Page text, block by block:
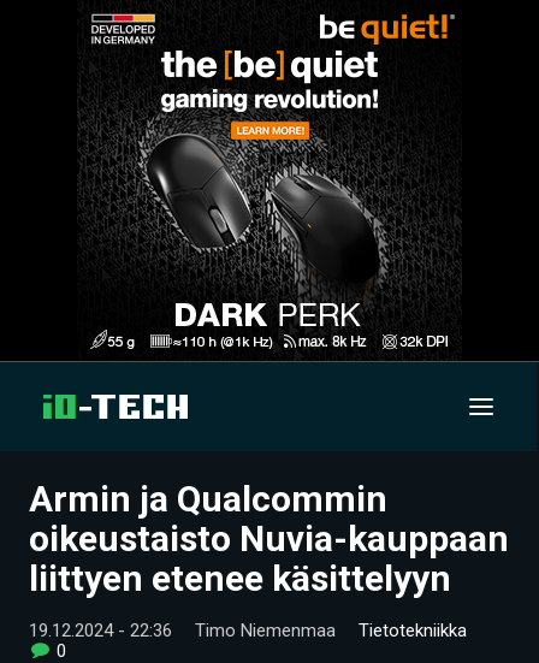
UUTISET
ARTIKKELIT
VIDEOT
Armin ja Qualcommin
oikeustaisto Nuvia-kauppaan
liittyen etenee käsittelyyn
19.12.2024 - 22:36 Timo Niemenmaa
Tietotekniikka
0